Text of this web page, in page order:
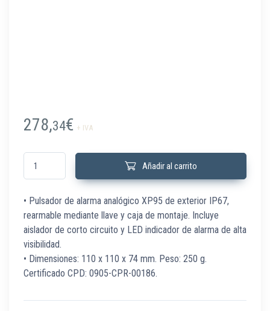
278,34€ + IVA
B02727-00 Pulsador de alarma de exterior rearmable cantidad
Añadir al carrito
• Pulsador de alarma analógico XP95 de exterior IP67,
rearmable mediante llave y caja de montaje. Incluye
aislador de corto circuito y LED indicador de alarma de alta
visibilidad.
• Dimensiones: 110 x 110 x 74 mm. Peso: 250 g.
Certificado CPD: 0905-CPR-00186.